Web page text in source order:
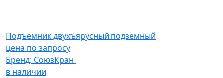
Подъемник двухъярусный подземный
цена по запросу
Бренд: СоюзКран
в наличии